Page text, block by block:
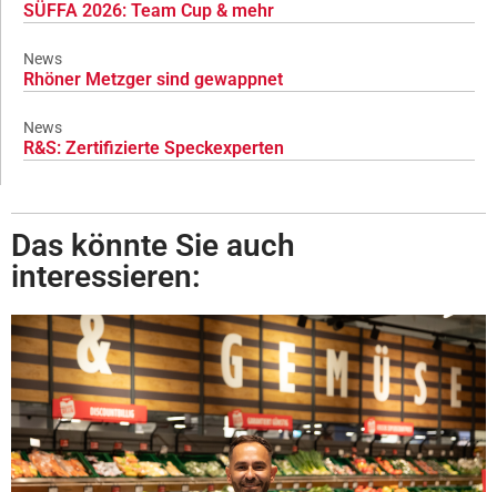
SÜFFA 2026: Team Cup & mehr
News
Rhöner Metzger sind gewappnet
News
R&S: Zertifizierte Speckexperten
Das könnte Sie auch
interessieren: